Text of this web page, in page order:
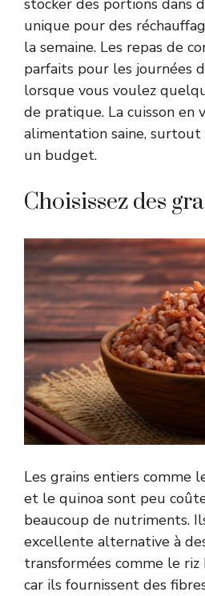
unique pour des
la semaine. Les repas de
parfaits pour les journées
lorsque vous voulez
de pratique. La cuisson en
alimentation saine, surtout
un budget.
Choisissez des
Les grains entiers comme
et le quinoa sont peu
beaucoup de nutriments.
excellente alternative à
transformées comme le riz
car ils fournissent des